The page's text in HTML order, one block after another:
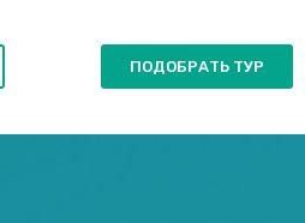
ПОДОБРАТЬ ТУР